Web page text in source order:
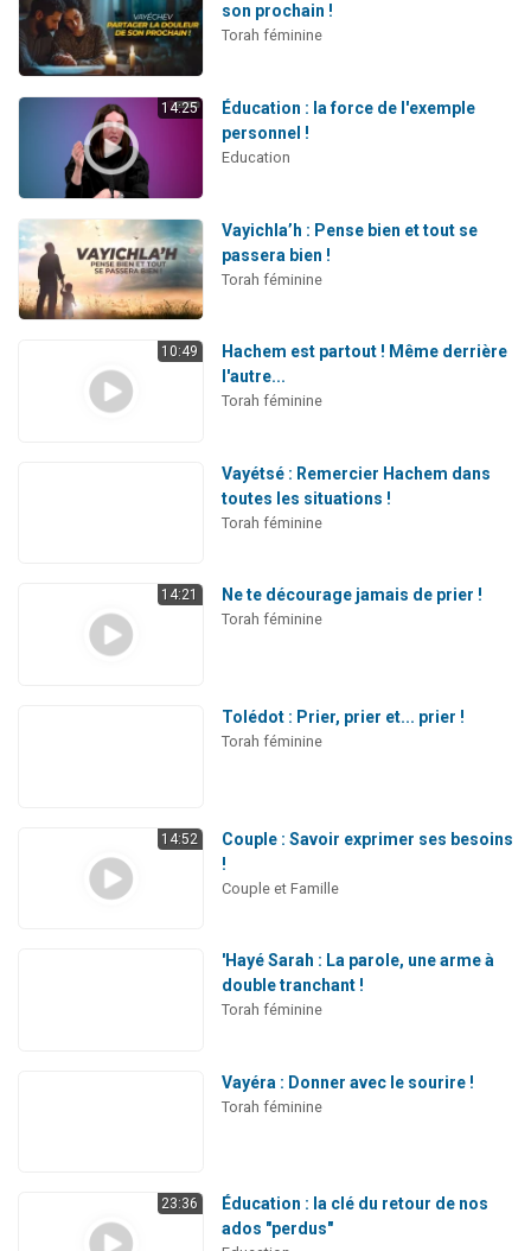
son prochain !
Torah féminine
14:25
Éducation : la force de l'exemple
personnel !
Education
Vayichla’h : Pense bien et tout se
passera bien !
Torah féminine
10:49
Hachem est partout ! Même derrière
l'autre...
Torah féminine
Vayétsé : Remercier Hachem dans
toutes les situations !
Torah féminine
14:21 Ne te décourage jamais de prier !
Torah féminine
Tolédot : Prier, prier et... prier !
Torah féminine
14:52
Couple : Savoir exprimer ses besoins
!
Couple et Famille
'Hayé Sarah : La parole, une arme à
double tranchant !
Torah féminine
Vayéra : Donner avec le sourire !
Torah féminine
23:36
Éducation : la clé du retour de nos
ados "perdus"